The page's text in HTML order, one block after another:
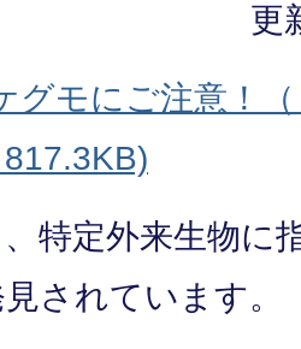
更
グモにご注意！
特定外来生物に
されています。